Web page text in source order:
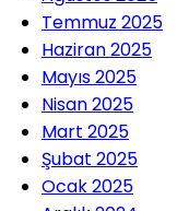
Temmuz 2025
Haziran 2025
Mayıs 2025
Nisan 2025
Mart 2025
Şubat 2025
Ocak 2025